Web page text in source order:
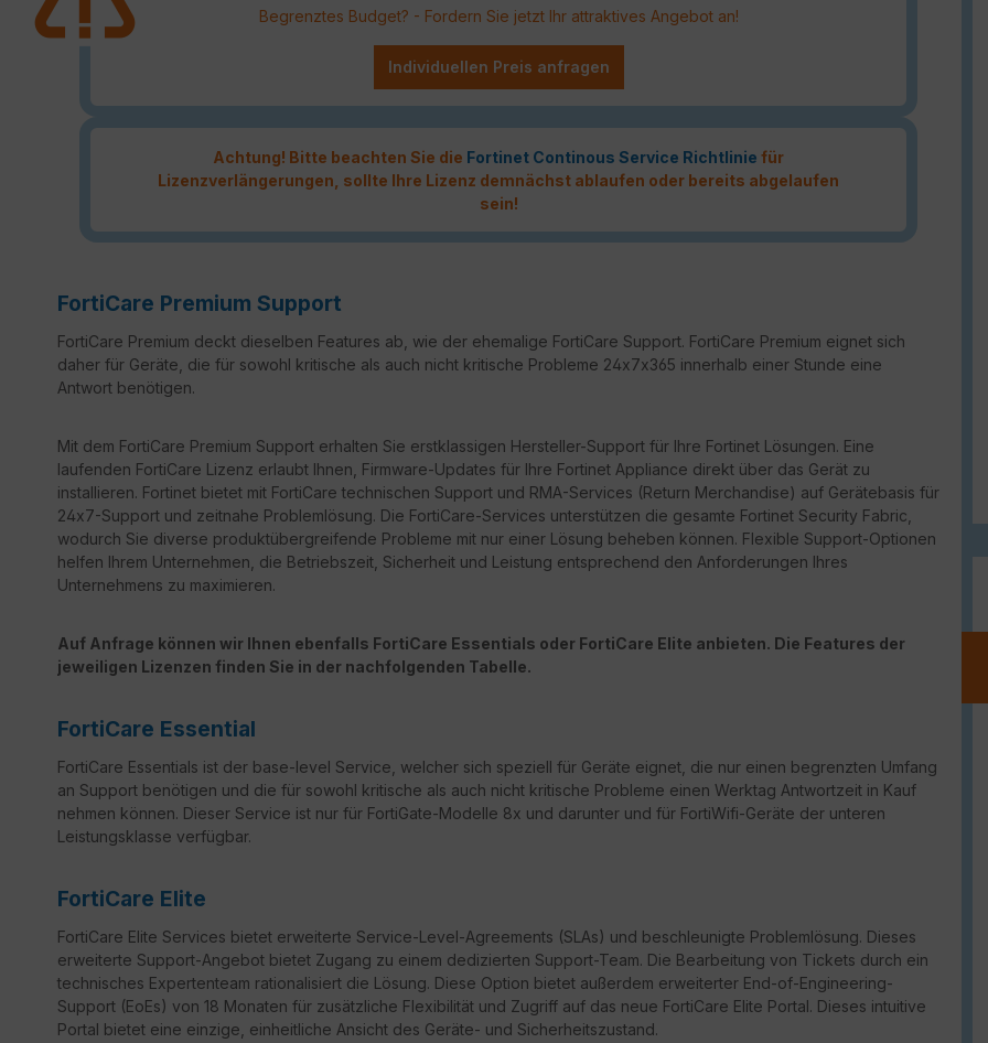
Begrenztes Budget? - Fordern Sie jetzt Ihr attraktives Angebot an!
Individuellen Preis anfragen
Achtung! Bitte beachten Sie die Fortinet Continous Service Richtlinie für
Lizenzverlängerungen, sollte Ihre Lizenz demnächst ablaufen oder bereits abgelaufen
sein!
FortiCare Premium Support
FortiCare Premium deckt dieselben Features ab, wie der ehemalige FortiCare Support. FortiCare Premium eignet sich
daher für Geräte, die für sowohl kritische als auch nicht kritische Probleme 24x7x365 innerhalb einer Stunde eine
Antwort benötigen.
Mit dem FortiCare Premium Support erhalten Sie erstklassigen Hersteller-Support für Ihre Fortinet Lösungen. Eine
laufenden FortiCare Lizenz erlaubt Ihnen, Firmware-Updates für Ihre Fortinet Appliance direkt über das Gerät zu
installieren. Fortinet bietet mit FortiCare technischen Support und RMA-Services (Return Merchandise) auf Gerätebasis für
24x7-Support und zeitnahe Problemlösung. Die FortiCare-Services unterstützen die gesamte Fortinet Security Fabric,
wodurch Sie diverse produktübergreifende Probleme mit nur einer Lösung beheben können. Flexible Support-Optionen
helfen Ihrem Unternehmen, die Betriebszeit, Sicherheit und Leistung entsprechend den Anforderungen Ihres
Unternehmens zu maximieren.
Auf Anfrage können wir Ihnen ebenfalls FortiCare Essentials oder FortiCare Elite anbieten. Die Features der
jeweiligen Lizenzen finden Sie in der nachfolgenden Tabelle.
FortiCare Essential
FortiCare Essentials ist der base-level Service, welcher sich speziell für Geräte eignet, die nur einen begrenzten Umfang
an Support benötigen und die für sowohl kritische als auch nicht kritische Probleme einen Werktag Antwortzeit in Kauf
nehmen können. Dieser Service ist nur für FortiGate-Modelle 8x und darunter und für FortiWifi-Geräte der unteren
Leistungsklasse verfügbar.
FortiCare Elite
FortiCare Elite Services bietet erweiterte Service-Level-Agreements (SLAs) und beschleunigte Problemlösung. Dieses
erweiterte Support-Angebot bietet Zugang zu einem dedizierten Support-Team. Die Bearbeitung von Tickets durch ein
technisches Expertenteam rationalisiert die Lösung. Diese Option bietet außerdem erweiterter End-of-Engineering-
Support (EoEs) von 18 Monaten für zusätzliche Flexibilität und Zugriff auf das neue FortiCare Elite Portal. Dieses intuitive
Portal bietet eine einzige, einheitliche Ansicht des Geräte- und Sicherheitszustand.